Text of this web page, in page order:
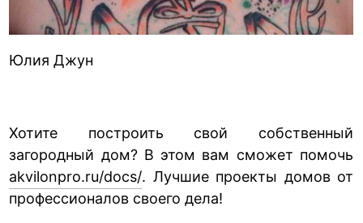
Юлия Джун
Хотите построить свой собственный
загородный дом? В этом вам сможет помочь
akvilonpro.ru/docs/. Лучшие проекты домов от
профессионалов своего дела!